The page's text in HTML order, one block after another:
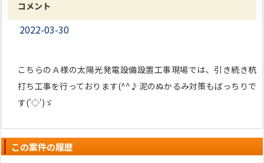
コメント
2022-03-30
こちらのＡ様の太陽光発電設備設置工事現場では、引き続き杭
打ち工事を行っております(^^♪泥のぬかるみ対策もばっちりで
す('◇')ゞ
この案件の履歴